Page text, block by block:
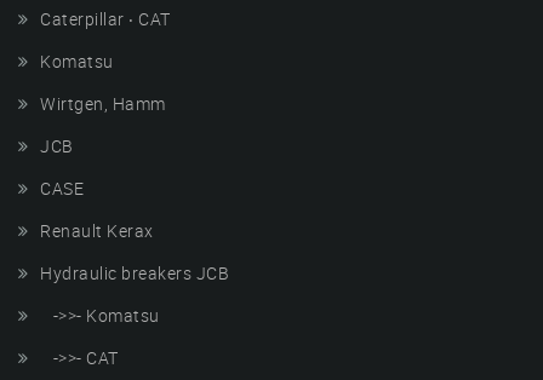
Caterpillar ‧ CAT
Komatsu
Wirtgen, Hamm
JCB
CASE
Renault Kerax
Hydraulic breakers JCB
->>- Komatsu
->>- CAT